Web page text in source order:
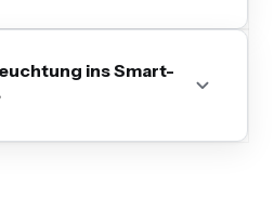
ins Smart-